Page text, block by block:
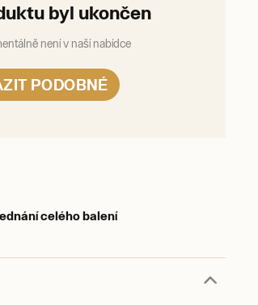
byl ukončen
není v naší nabídce
PODOBNÉ
celého balení